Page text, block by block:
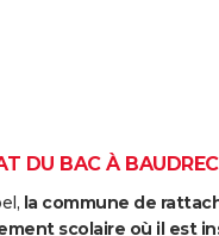
DU BAC À
la commune de
scolaire où il est